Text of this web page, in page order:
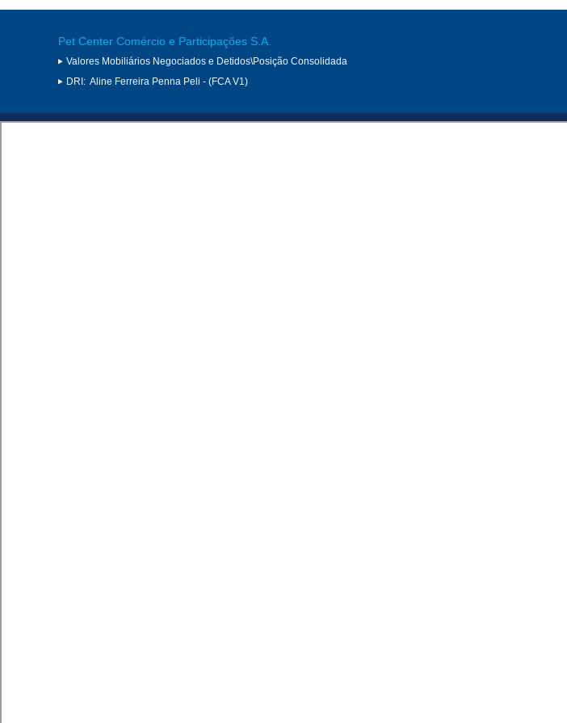
Pet Center Comércio e Participações S.A.
Valores Mobiliários Negociados e Detidos\Posição Consolidada
DRI: Aline Ferreira Penna Peli - (FCA V1)